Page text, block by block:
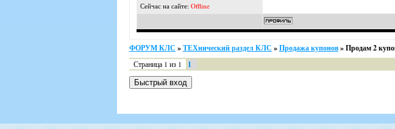
Сейчас на сайте: Offline
ФОРУМ КЛС »ТЕХнический раздел КЛС »Продажа купонов»Продам 2
Страница 1 из 1 1